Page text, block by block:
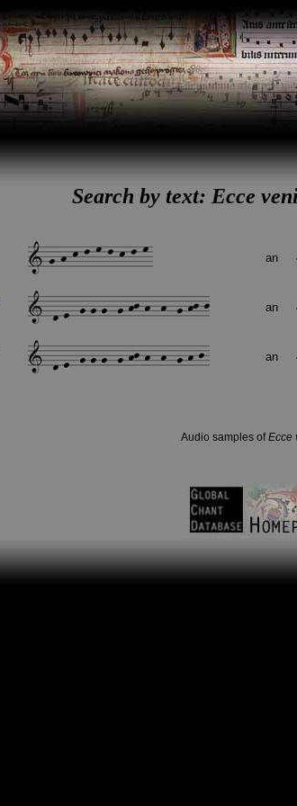
Search by text: Ecce
an
an
an
Audio samples ofEcce